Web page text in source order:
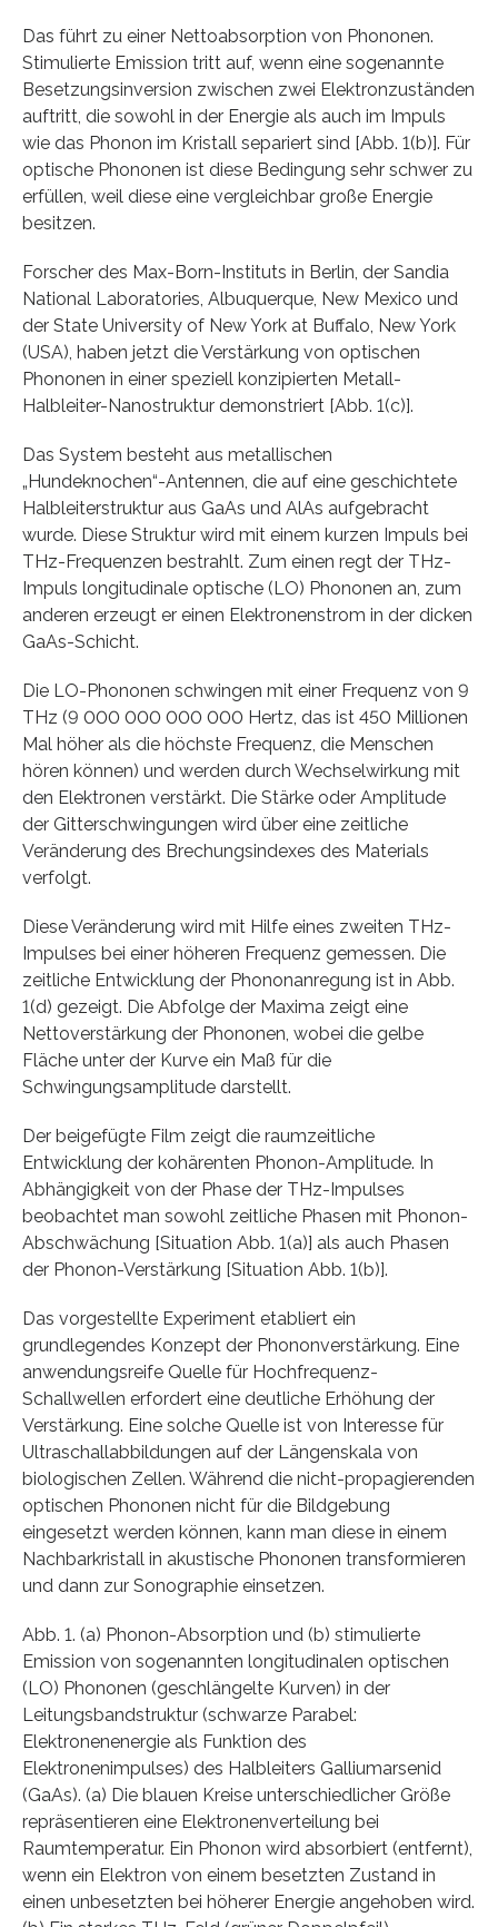
Das führt zu einer Nettoabsorption von Phononen.
Stimulierte Emission tritt auf, wenn eine sogenannte
Besetzungsinversion zwischen zwei Elektronzuständen
auftritt, die sowohl in der Energie als auch im Impuls
wie das Phonon im Kristall separiert sind [Abb. 1(b)]. Für
optische Phononen ist diese Bedingung sehr schwer zu
erfüllen, weil diese eine vergleichbar große Energie
besitzen.
Forscher des Max-Born-Instituts in Berlin, der Sandia
National Laboratories, Albuquerque, New Mexico und
der State University of New York at Buffalo, New York
(USA), haben jetzt die Verstärkung von optischen
Phononen in einer speziell konzipierten Metall-
Halbleiter-Nanostruktur demonstriert [Abb. 1(c)].
Das System besteht aus metallischen
„Hundeknochen“-Antennen, die auf eine geschichtete
Halbleiterstruktur aus GaAs und AlAs aufgebracht
wurde. Diese Struktur wird mit einem kurzen Impuls bei
THz-Frequenzen bestrahlt. Zum einen regt der THz-
Impuls longitudinale optische (LO) Phononen an, zum
anderen erzeugt er einen Elektronenstrom in der dicken
GaAs-Schicht.
Die LO-Phononen schwingen mit einer Frequenz von 9
THz (9 000 000 000 000 Hertz, das ist 450 Millionen
Mal höher als die höchste Frequenz, die Menschen
hören können) und werden durch Wechselwirkung mit
den Elektronen verstärkt. Die Stärke oder Amplitude
der Gitterschwingungen wird über eine zeitliche
Veränderung des Brechungsindexes des Materials
verfolgt.
Diese Veränderung wird mit Hilfe eines zweiten THz-
Impulses bei einer höheren Frequenz gemessen. Die
zeitliche Entwicklung der Phononanregung ist in Abb.
1(d) gezeigt. Die Abfolge der Maxima zeigt eine
Nettoverstärkung der Phononen, wobei die gelbe
Fläche unter der Kurve ein Maß für die
Schwingungsamplitude darstellt.
Der beigefügte Film zeigt die raumzeitliche
Entwicklung der kohärenten Phonon-Amplitude. In
Abhängigkeit von der Phase der THz-Impulses
beobachtet man sowohl zeitliche Phasen mit Phonon-
Abschwächung [Situation Abb. 1(a)] als auch Phasen
der Phonon-Verstärkung [Situation Abb. 1(b)].
Das vorgestellte Experiment etabliert ein
grundlegendes Konzept der Phononverstärkung. Eine
anwendungsreife Quelle für Hochfrequenz-
Schallwellen erfordert eine deutliche Erhöhung der
Verstärkung. Eine solche Quelle ist von Interesse für
Ultraschallabbildungen auf der Längenskala von
biologischen Zellen. Während die nicht-propagierenden
optischen Phononen nicht für die Bildgebung
eingesetzt werden können, kann man diese in einem
Nachbarkristall in akustische Phononen transformieren
und dann zur Sonographie einsetzen.
Abb. 1. (a) Phonon-Absorption und (b) stimulierte
Emission von sogenannten longitudinalen optischen
(LO) Phononen (geschlängelte Kurven) in der
Leitungsbandstruktur (schwarze Parabel:
Elektronenenergie als Funktion des
Elektronenimpulses) des Halbleiters Galliumarsenid
(GaAs). (a) Die blauen Kreise unterschiedlicher Größe
repräsentieren eine Elektronenverteilung bei
Raumtemperatur. Ein Phonon wird absorbiert (entfernt),
wenn ein Elektron von einem besetzten Zustand in
einen unbesetzten bei höherer Energie angehoben wird.